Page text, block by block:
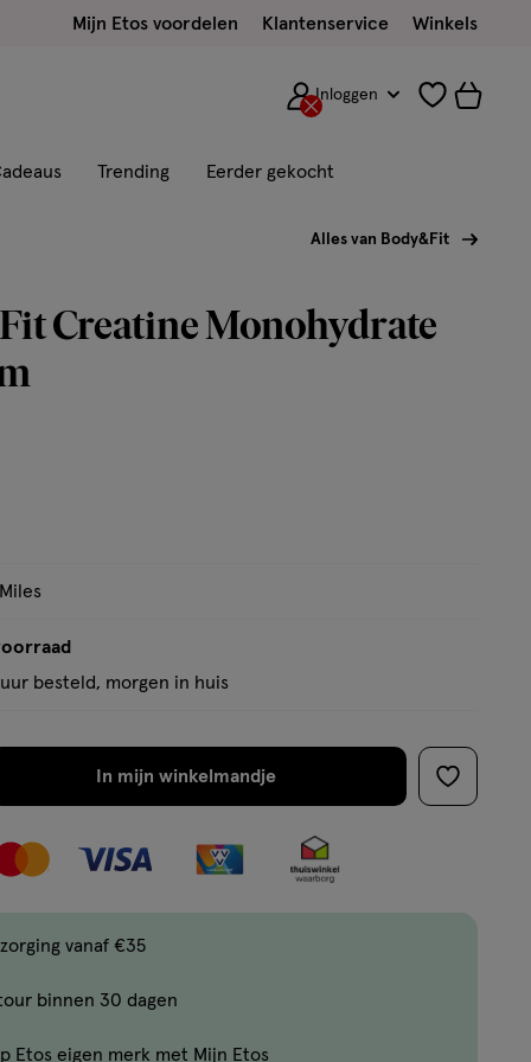
Mijn Etos voordelen Klantenservice Winkels
Inloggen
Trending Eerder gekocht
Alles van Body&Fit
Creatine Monohydrate
besteld, morgen in huis
In mijn winkelmandje
verhoog
met
vanaf €35
binnen 30 dagen
Etos eigen merk met Mijn Etos